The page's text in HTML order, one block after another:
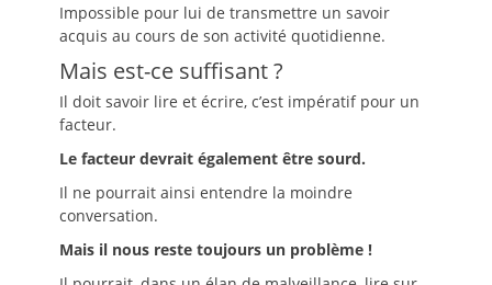
Impossible pour lui de transmettre un savoir
acquis au cours de son activité quotidienne.
Mais est-ce suffisant ?
Il doit savoir lire et écrire, c’est impératif pour un
facteur.
Le facteur devrait également être sourd.
Il ne pourrait ainsi entendre la moindre
conversation.
Mais il nous reste toujours un problème !